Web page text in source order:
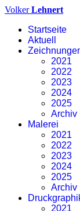
VolkerLehnert
Startseite
Aktuell
2021
2022
2023
2024
2025
Archiv
Malerei
2021
2022
2023
2024
2025
Archiv
2021